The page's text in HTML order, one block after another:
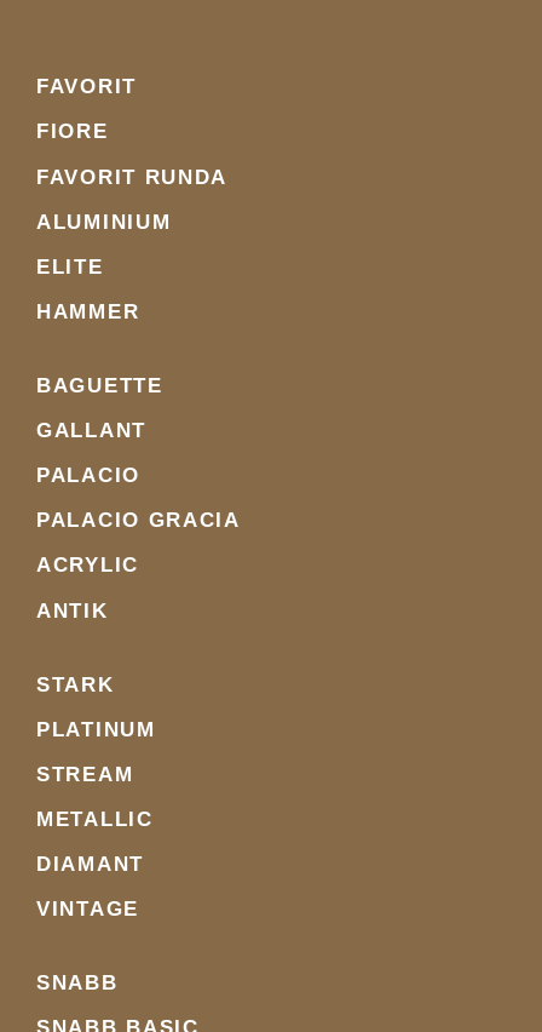
FAVORIT
FIORE
FAVORIT RUNDA
ALUMINIUM
ELITE
HAMMER
BAGUETTE
GALLANT
PALACIO
PALACIO GRACIA
ACRYLIC
ANTIK
STARK
PLATINUM
STREAM
METALLIC
DIAMANT
VINTAGE
SNABB